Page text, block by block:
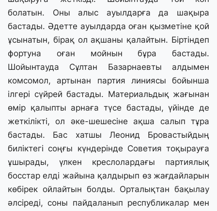
болатын. Оны алыс ауылдарға да шақыра
бастады. Әдетте ауылдарда оған қызметіне қой
ұсынатын, бірақ ол ақшаны қалайтын. Біртіндеп
фортуна оған мойнын бұра бастады.
Шойынтауда Сұлтан Базарнаевты алдымен
комсомол, артынан партия линиясы бойынша
ілгері сүйрей бастады. Материальдық жағынан
өмір қалыпты арнаға түсе бастады, үйінде де
жеткілікті, ол әке-шешесіне ақша салып тұра
бастады. Бас хатшы Леонид Бровастыйдың
биліктегі соңғы күндерінде Советия тоқырауға
ұшырады, үлкен креслолардағы партиялық
босстар елді жайына қалдырып өз жағдайларын
көбірек ойлайтын болды. Орталықтан бақылау
әлсіреді, соны пайдаланып республикалар мен